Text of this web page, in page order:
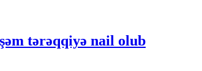
tərəqqiyə nail olub